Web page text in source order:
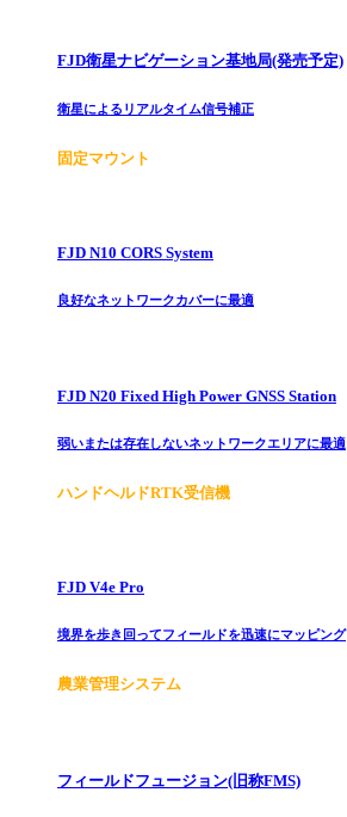
FJD衛星ナビゲーション基地局(発売予定)
衛星によるリアルタイム信号補正
固定マウント
FJD N10 CORS System
良好なネットワークカバーに最適
FJD N20 Fixed High Power GNSS Station
弱いまたは存在しないネットワークエリアに最適
ハンドヘルドRTK受信機
FJD V4e Pro
境界を歩き回ってフィールドを迅速にマッピング
農業管理システム
フィールドフュージョン(旧称FMS)